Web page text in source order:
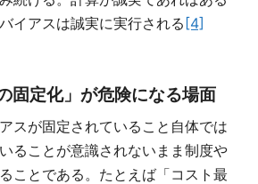
イアスは誠実に実行される [4]
固定化」が危険になる場面
スが固定されていること自体では
ることが意識されないまま制度や
ことである。たとえば「コスト最